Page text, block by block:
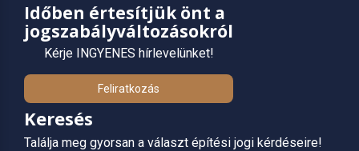
Időben értesítjük önt a
jogszabályváltozásokról
Kérje INGYENES hírlevelünket!
Feliratkozás
Keresés
Találja meg gyorsan a választ építési jogi kérdéseire!